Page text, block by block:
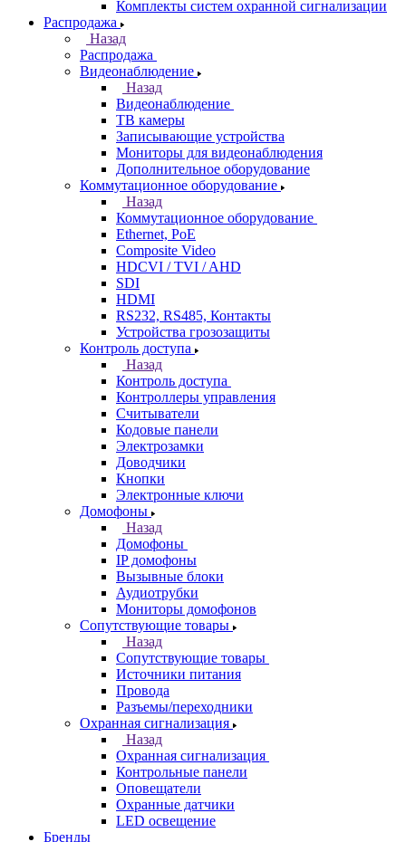
Комплекты систем охранной сигнализации
Распродажа
Назад
Распродажа
Видеонаблюдение
Назад
Видеонаблюдение
ТВ камеры
Записывающие устройства
Мониторы для видеонаблюдения
Дополнительное оборудование
Коммутационное оборудование
Назад
Коммутационное оборудование
Ethernet, PoE
Composite Video
HDCVI / TVI / AHD
SDI
HDMI
RS232, RS485, Контакты
Устройства грозозащиты
Контроль доступа
Назад
Контроль доступа
Контроллеры управления
Считыватели
Кодовые панели
Электрозамки
Доводчики
Кнопки
Электронные ключи
Домофоны
Назад
Домофоны
IP домофоны
Вызывные блоки
Аудиотрубки
Мониторы домофонов
Сопутствующие товары
Назад
Сопутствующие товары
Источники питания
Провода
Разъемы/переходники
Охранная сигнализация
Назад
Охранная сигнализация
Контрольные панели
Оповещатели
Охранные датчики
LED освещение
Бренды